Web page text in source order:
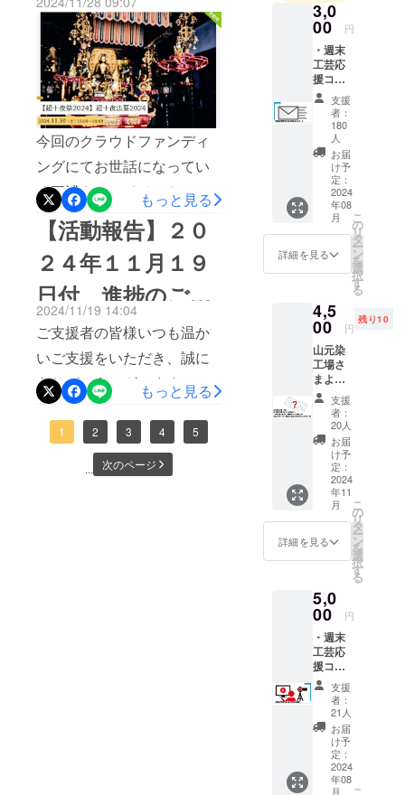
も掲載しておきます。以下
のリンクから簡単にアクセ
スいただけますので、ぜひ
チェックしてみてくださ
い：◆仏師 土御門仏所 三浦
耀山 さまX（旧Twitter）:
https://x.com/biwazo
Instagram:
https://www.instagram.com/
miurabutsuzo/ ◆木彫前田工
房 前田暁彦 さま（だんじり
彫刻）X（旧Twitter）:
https://x.com/kiborimaeda_jp
Instagram:
https://www.instagram.com/
maeda_woodworks/ ◆太田
畳店 太田 成樹 さま（一級畳
製作技能士）X（旧
Twitter）:
SIONE様に訪問し器を届き
ました！！本日出荷いたし
ました。すでに対応完了し
たリターンは以下の通りで
す：・週末工芸応援コース
【お礼のメッセージ】完
了・週末工芸応援コース
【お礼のメッセージ動画】
完了・週末工芸応援コース
【お名前をウェブサイトに
掲載する権利】完了・週末
工芸応援コース（１０，０
００円コース）完了・のれ
んの京都染元しょうび苑様
への感謝ののれん：完了・
太田畳店様「飾り畳」豊
房様（RIJINDA）枡（家紋
シリーズ）完了・株式会社
今回のクラウドファンディ
ングにてお世話になってい
る三浦さんのイベントで
す。是非ご参加ください。
平安時代や鎌管時代に盛ん
に仏画に描かれたこの「極
楽来迎」の世界観を、ド
ローン仏によって現代的に
表現することに初めて成功
したのが2018年の超十夜
祭。六周年となる本年の法
要に合わせ、漆塗、箔押、
彩色を施されたドローン
仏。日本が誇る伝統技術に
もっと見る
【活動報告】２０
２４年１１月１９
日付 進捗のご報
告など
2024/11/19 14:04
ご支援者の皆様いつも温か
いご支援をいただき、誠に
ありがとうございます。２
０２４年１１月１９日現在
の進捗状況についてご報告
いたします。１１月１３日
もっと見る
1 2 3 4 5
... 次のページ
末工芸」プ
ロジェクト
を通じて伝
統工芸とデ
ジタル技術
の融合を追
求していま
す。このプ
ロジェクト
は、伝統的
な工芸技術
を現代のデ
ルと組み合
な価値を創
出すること
を目的とし
ています。
関西地区の
大手企業と
の連携や、
総務部での
安全衛生委
員会事務局
業務、社内
車両の運用
管理など、
多岐にわた
じて得た知
識とスキル
を活用し、
ビジネスの
持続的な成
長を目指し
ています。
間、前職で
3,0
00 円
・週末
工芸応
援コー
ス
３、０
００円
【お礼
のメッ
セー
ジ】
感謝
の気持
ちを込
めて、
お礼の
りいた
しま
す。 支
援画面
にて、
支援金
額の上
乗せが
可能で
す。 何
卒、ご
協力の
ほどよ
ろしく
お願い
いたし
ます。
支援
者：
180
人
お届
け予
定：
2024
年08
月
詳細を見る
こ
の
リ
タ
ー
ン
を
選
択
す
る
4,5
00 円
残り10
山元染
工場さ
まより
手ぬぐ
いをご
用意い
ただき
まし
た。 こ
の手ぬ
ぐいは
型友禅
で生地
を染め
てま
す。 こ
は、型
紙で縞
柄を染
めると
いう繊
細な作
業がほ
とんど
でし
た。 し
かし今
回の手
ぬぐい
では型
支援
者：
20人
お届
け予
定：
2024
年11
月
詳細を見る
こ
の
リ
タ
ー
ン
を
選
択
す
る
5,0
00 円
・週末
工芸応
援コー
ス
5,000円
【お礼
のメッ
セージ
画】
感謝
支援
者：
21人
お届
け予
定：
2024
年08
月